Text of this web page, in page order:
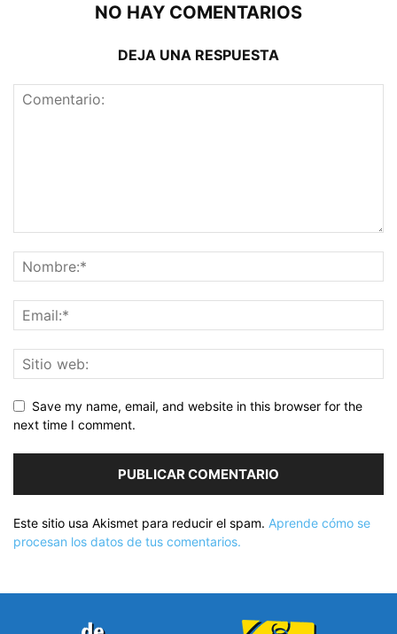
NO HAY COMENTARIOS
DEJA UNA RESPUESTA
Save my name, email, and website in this browser for the
next time I comment.
Este sitio usa Akismet para reducir el spam. Aprende cómo se
procesan los datos de tus comentarios.